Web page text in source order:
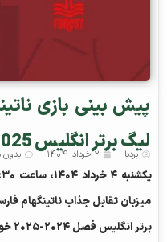
پیش‌ بینی بازی
لیگ برتر انگلیس 2025
بردیا ۲ خرداد, ۱۴۰۴ بدون
یکشنبه ۴ خرداد ۱۴۰۴، ساعت
میزبان تقابل جذاب ناتینگهام
برتر انگلیس فصل۲۰۲۴-۲۰۲۵